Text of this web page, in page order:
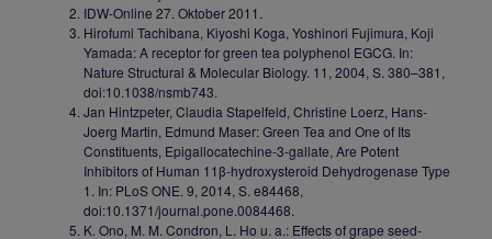
IDW-Online 27. Oktober 2011.
Hirofumi Tachibana, Kiyoshi Koga, Yoshinori Fujimura, Koji
Yamada: A receptor for green tea polyphenol EGCG. In:
Nature Structural & Molecular Biology. 11, 2004, S. 380–381,
doi:10.1038/nsmb743.
Jan Hintzpeter, Claudia Stapelfeld, Christine Loerz, Hans-
Joerg Martin, Edmund Maser: Green Tea and One of Its
Constituents, Epigallocatechine-3-gallate, Are Potent
Inhibitors of Human 11β-hydroxysteroid Dehydrogenase Type
1. In: PLoS ONE. 9, 2014, S. e84468,
doi:10.1371/journal.pone.0084468.
K. Ono, M. M. Condron, L. Ho u. a.: Effects of grape seed-